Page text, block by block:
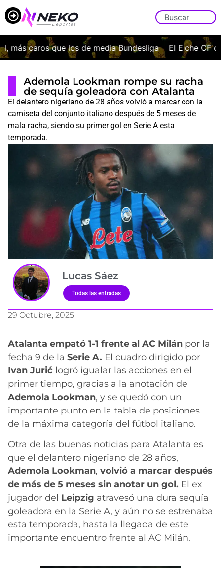
caros que los de media Bundesliga El Elche CF
Ademola Lookman rompe su racha
de sequía goleadora con Atalanta
El delantero nigeriano de 28 años volvió a marcar con la
camiseta del conjunto italiano después de 5 meses de
mala racha, siendo su primer gol en Serie A esta
temporada.
Lucas Sáez
Todas las entradas
29 Octubre, 2025
Atalanta empató 1-1 frente al AC Milán por la
fecha 9 de la Serie A. El cuadro dirigido por
Ivan Jurić logró igualar las acciones en el
primer tiempo, gracias a la anotación de
Ademola Lookman, y se quedó con un
importante punto en la tabla de posiciones
de la máxima categoría del fútbol italiano.
Otra de las buenas noticias para Atalanta es
que el delantero nigeriano de 28 años,
Ademola Lookman, volvió a marcar después
de más de 5 meses sin anotar un gol. El ex
jugador del Leipzig atravesó una dura sequía
goleadora en la Serie A, y aún no se estrenaba
esta temporada, hasta la llegada de este
importante encuentro frente al AC Milán.